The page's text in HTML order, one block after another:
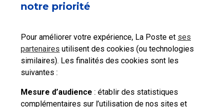
notre priorité
Pour améliorer votre expérience, La Poste et ses
partenaires utilisent des cookies (ou technologies
similaires). Les finalités des cookies sont les
suivantes :
Mesure d’audience : établir des statistiques
complémentaires sur l’utilisation de nos sites et
Donner procuration